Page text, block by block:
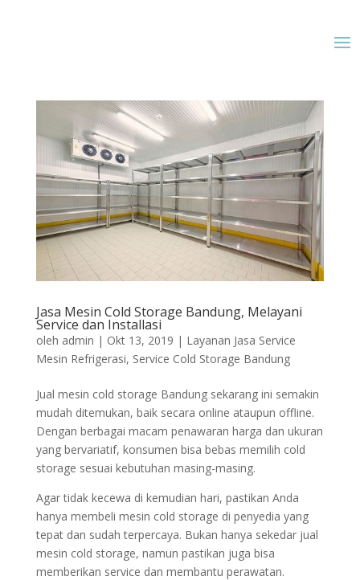
Jasa Mesin Cold Storage Bandung, Melayani
Service dan Installasi
oleh admin | Okt 13, 2019 | Layanan Jasa Service
Mesin Refrigerasi, Service Cold Storage Bandung
Jual mesin cold storage Bandung sekarang ini semakin
mudah ditemukan, baik secara online ataupun offline.
Dengan berbagai macam penawaran harga dan ukuran
yang bervariatif, konsumen bisa bebas memilih cold
storage sesuai kebutuhan masing-masing.
Agar tidak kecewa di kemudian hari, pastikan Anda
hanya membeli mesin cold storage di penyedia yang
tepat dan sudah terpercaya. Bukan hanya sekedar jual
mesin cold storage, namun pastikan juga bisa
memberikan service dan membantu perawatan.